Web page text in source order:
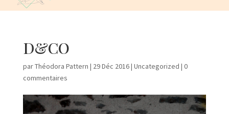
D&CO
parThéodora Pattern | 29 Déc 2016| Uncategorized | 0
commentaires